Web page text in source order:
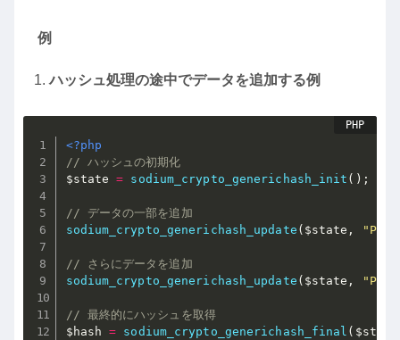
例
ハッシュ処理の途中でデータを追加する例
<?php
// ハッシュの初期化
$state
= sodium_crypto_generichash_init ( ) ;
// データの一部を追加
sodium_crypto_generichash_update ( $state ,
// さらにデータを追加
sodium_crypto_generichash_update ( $state ,
// 最終的にハッシュを取得
$hash
= sodium_crypto_generichash_final ( $state